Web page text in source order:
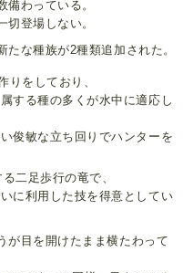
備わっている。
切登場しない。
な種族が2種類追加された。
りをしており、
する種の多くが水中に適応し
俊敏な立ち回りでハンターを
二足歩行の竜で、
に利用した技を得意としてい
が目を開けたまま横たわって